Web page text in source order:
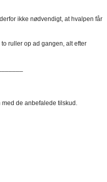
ikke nødvendigt, at hvalpen får
ruller op ad gangen, alt efter
de anbefalede tilskud.